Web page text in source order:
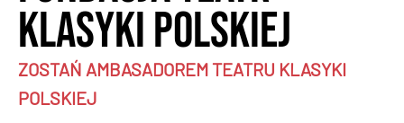
Klasyki Polskiej
ZOSTAŃ AMBASADOREM TEATRU KLASYKI
POLSKIEJ